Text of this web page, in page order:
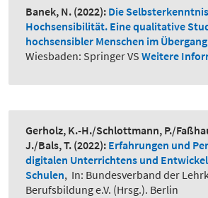
Banek, N. (2022): Die
Hochsensibilität. Eine qualitative
hochsensibler Menschen im
Wiesbaden: Springer VS Weitere
Gerholz, K.-H./Schlottmann, P./
J./Bals, T. (2022): Erfahrungen und
digitalen Unterrichtens und
Schulen, In: Bundesverband der
Berufsbildung e.V. (Hrsg.). Berlin